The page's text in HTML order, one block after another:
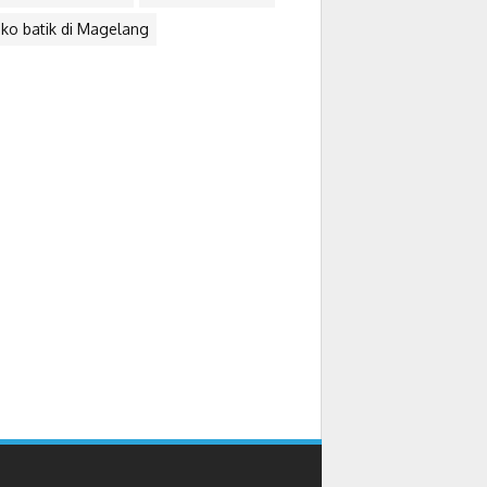
batik di Magelang